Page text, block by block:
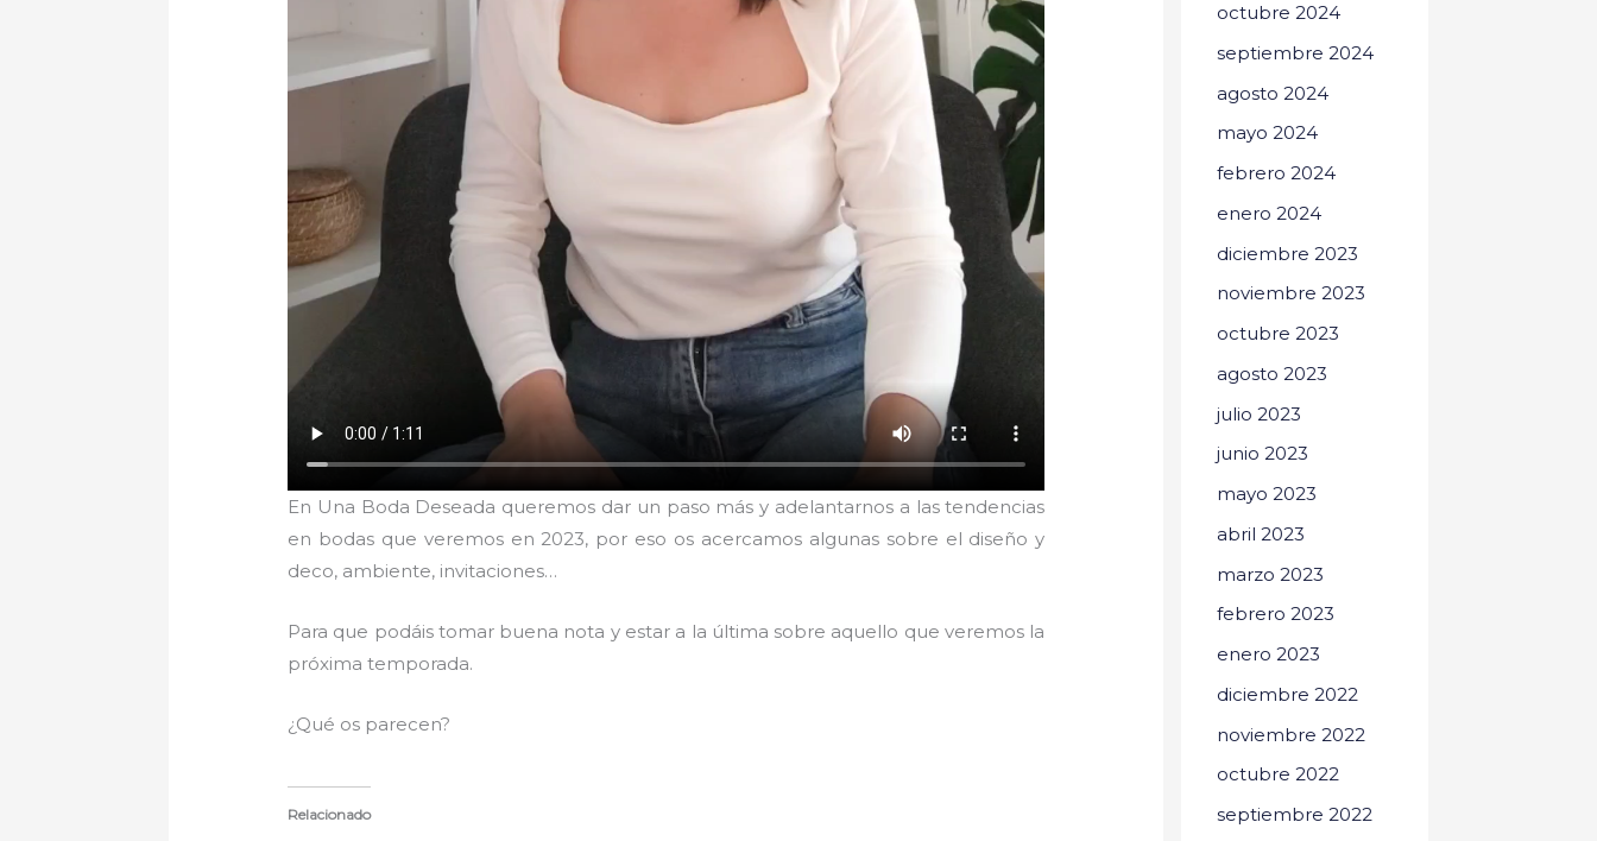
En Una Boda Deseada queremos dar un paso más y adelantarnos a las tendencias
en bodas que veremos en 2023, por eso os acercamos algunas sobre el diseño y
deco, ambiente, invitaciones…
Para que podáis tomar buena nota y estar a la última sobre aquello que veremos la
próxima temporada.
¿Qué os parecen?
Relacionado
octubre 2024
septiembre 2024
agosto 2024
mayo 2024
febrero 2024
enero 2024
diciembre 2023
noviembre 2023
octubre 2023
agosto 2023
julio 2023
junio 2023
mayo 2023
abril 2023
marzo 2023
febrero 2023
enero 2023
diciembre 2022
noviembre 2022
octubre 2022
septiembre 2022